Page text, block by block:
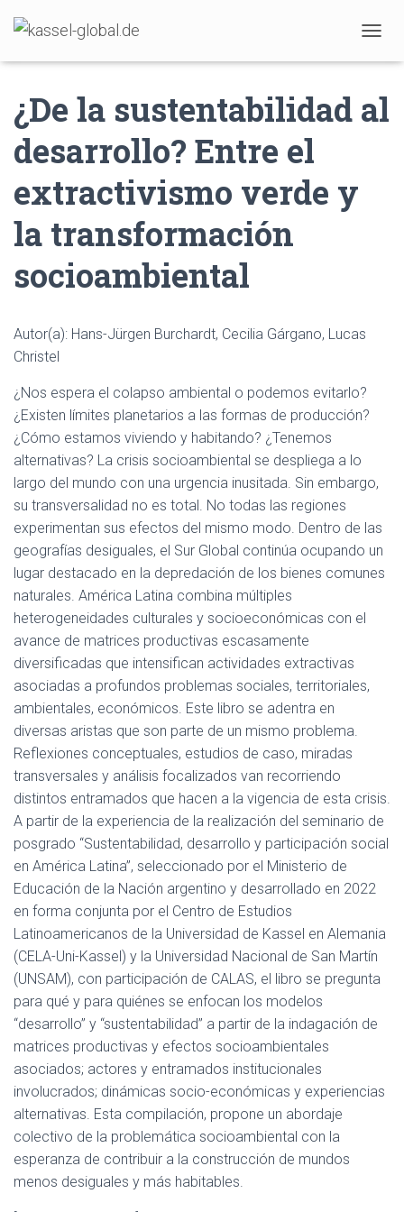
¿De la sustentabilidad al
desarrollo? Entre el
extractivismo verde y
la transformación
socioambiental
Autor(a): Hans-Jürgen Burchardt, Cecilia Gárgano, Lucas
Christel
¿Nos espera el colapso ambiental o podemos evitarlo?
¿Existen límites planetarios a las formas de producción?
¿Cómo estamos viviendo y habitando? ¿Tenemos
alternativas? La crisis socioambiental se despliega a lo
largo del mundo con una urgencia inusitada. Sin embargo,
su transversalidad no es total. No todas las regiones
experimentan sus efectos del mismo modo. Dentro de las
geografías desiguales, el Sur Global continúa ocupando un
lugar destacado en la depredación de los bienes comunes
naturales. América Latina combina múltiples
heterogeneidades culturales y socioeconómicas con el
avance de matrices productivas escasamente
diversificadas que intensifican actividades extractivas
asociadas a profundos problemas sociales, territoriales,
ambientales, económicos. Este libro se adentra en
diversas aristas que son parte de un mismo problema.
Reflexiones conceptuales, estudios de caso, miradas
transversales y análisis focalizados van recorriendo
distintos entramados que hacen a la vigencia de esta crisis.
A partir de la experiencia de la realización del seminario de
posgrado “Sustentabilidad, desarrollo y participación social
en América Latina”, seleccionado por el Ministerio de
Educación de la Nación argentino y desarrollado en 2022
en forma conjunta por el Centro de Estudios
Latinoamericanos de la Universidad de Kassel en Alemania
(CELA-Uni-Kassel) y la Universidad Nacional de San Martín
(UNSAM), con participación de CALAS, el libro se pregunta
para qué y para quiénes se enfocan los modelos
“desarrollo” y “sustentabilidad” a partir de la indagación de
matrices productivas y efectos socioambientales
asociados; actores y entramados institucionales
involucrados; dinámicas socio-económicas y experiencias
alternativas. Esta compilación, propone un abordaje
colectivo de la problemática socioambiental con la
esperanza de contribuir a la construcción de mundos
menos desiguales y más habitables.